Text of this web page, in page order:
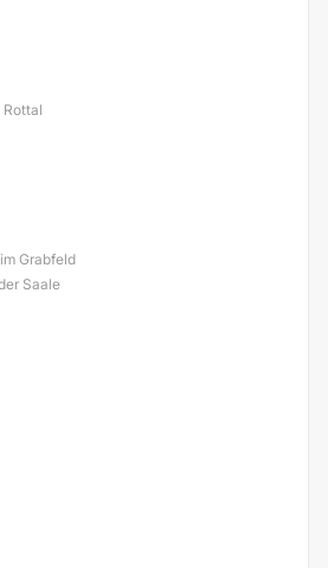
Rottal
Grabfeld
Saale